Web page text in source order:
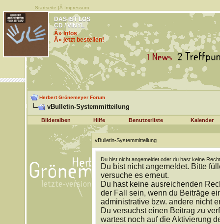
Startseite |Â Impressum
DAS IST LOS
CD / VINYL
Â» Infos
Â» jetzt bestellen!
Herbert Grönemeyer Forum
vBulletin-Systemmitteilung
Bilderalben Hilfe Benutzerliste Kalender
vBulletin-Systemmitteilung
Du bist nicht angemeldet oder du hast keine
Du bist nicht angemeldet. Bitte
versuche es erneut.
Du hast keine ausreichenden
der Fall sein, wenn du Beiträge
administrative bzw. andere nicht
Du versuchst einen Beitrag zu
wartest noch auf die Aktivierung